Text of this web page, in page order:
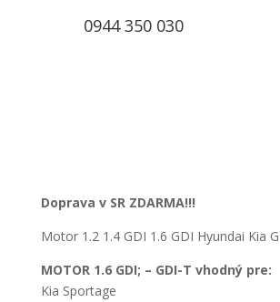
0944 350 030
Doprava v SR ZDARMA!!!
Motor 1.2 1.4 GDI 1.6 GDI Hyundai Kia
MOTOR 1.6 GDI; – GDI-T vhodný pre:
Kia Sportage